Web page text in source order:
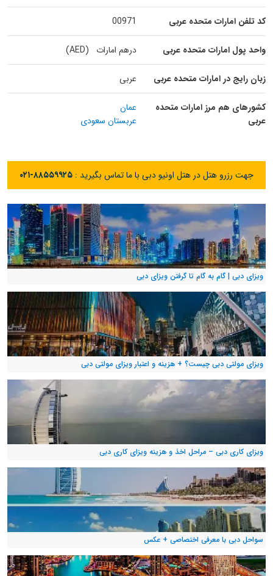
کد تلفن امارات متحده عربی 00971
واحد پول امارات متحده عربی درهم امارات (AED)
زبان رایج در امارات متحده عربی عربی
کشورهای هم مرز امارات متحده
عربی
عمان
عربستان سعودی
جهت رزرو هتل در هتل اونیو دبی با ما تماس بگیرید : ۰۲۱-۸۸۵۵۹۹۲۵
ویزای دبی | گام به گام تا گرفتن ویزای دبی
ویزای مولتی دبی چیست؟ + هزینه و اعتبار ویزای مولتی دبی
ویزای کاری دبی – مراحل اخذ و هزینه ویزای کاری دبی
سواحل دبی با معرفی اختصاصی + عکس